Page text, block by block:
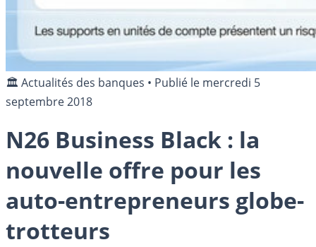
🏛️ Actualités des banques • Publié le mercredi 5
septembre 2018
N26 Business Black : la
nouvelle offre pour les
auto-entrepreneurs globe-
trotteurs